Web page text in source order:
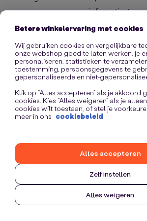
information).
Betere winkelervaring met cookies
Wij gebruiken cookies en vergelijkbare
onze webshop goed te laten werken, je
personaliseren, statistieken te
toestemming, persoonsgegevens te
gepersonaliseerde en niet-
Klik op “Alles accepteren” als je akkoord
cookies. Kies “Alles weigeren” als je
cookies wilt toestaan, of stel je
meer in ons cookiebeleid
Zelf instellen
Alles weigeren
Alles accepteren